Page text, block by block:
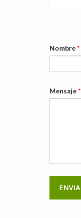
Nombre*
Mensaje*